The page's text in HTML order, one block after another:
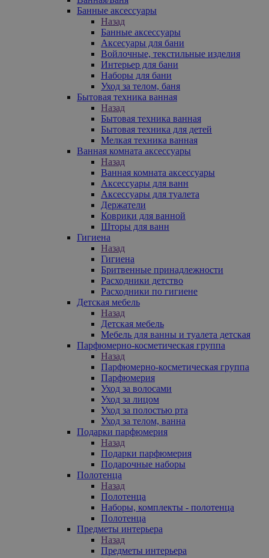
Банные аксессуары
Назад
Банные аксессуары
Аксесуары для бани
Войлочные, текстильные изделия
Интерьер для бани
Наборы для бани
Уход за телом, баня
Бытовая техника ванная
Назад
Бытовая техника ванная
Бытовая техника для детей
Мелкая техника ванная
Ванная комната аксессуары
Назад
Ванная комната аксессуары
Аксессуары для ванн
Аксессуары для туалета
Держатели
Коврики для ванной
Шторы для ванн
Гигиена
Назад
Гигиена
Бритвенные принадлежности
Расходники детство
Расходники по гигиене
Детская мебель
Назад
Детская мебель
Мебель для ванны и туалета детская
Парфюмерно-косметическая группа
Назад
Парфюмерно-косметическая группа
Парфюмерия
Уход за волосами
Уход за лицом
Уход за полостью рта
Уход за телом, ванна
Подарки парфюмерия
Назад
Подарки парфюмерия
Подарочные наборы
Полотенца
Назад
Полотенца
Наборы, комплекты - полотенца
Полотенца
Предметы интерьера
Назад
Предметы интерьера